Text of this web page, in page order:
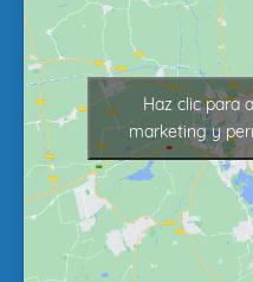
Haz clic para
marketing y